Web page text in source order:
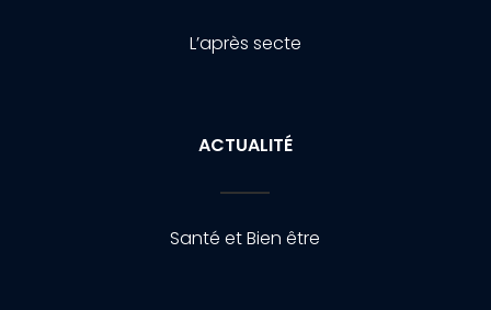
L’après secte
ACTUALITÉ
Santé et Bien être